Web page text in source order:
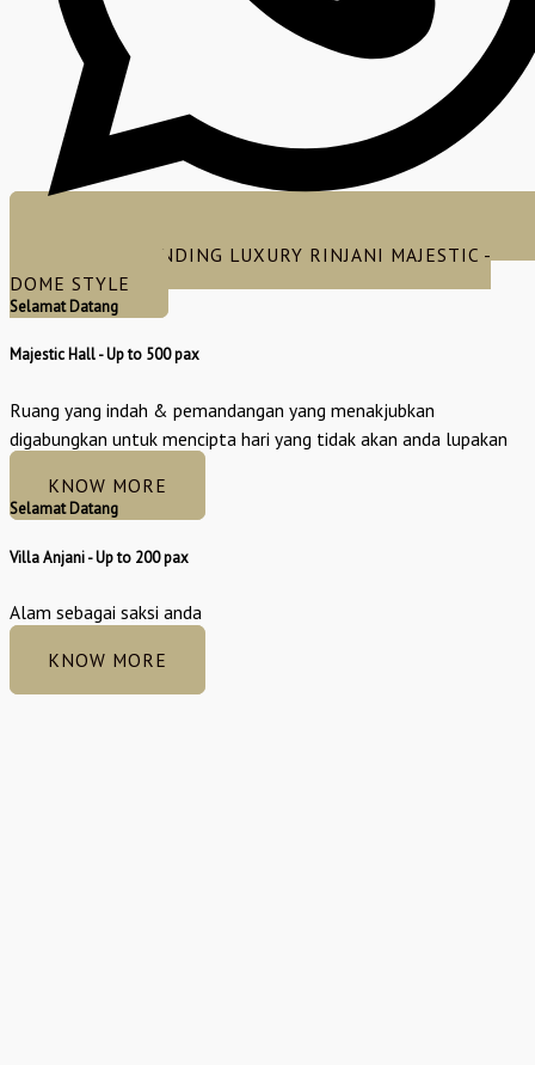
PAKEJ NIKAH SANDING LUXURY RINJANI MAJESTIC -
DOME STYLE
Selamat Datang
Majestic Hall - Up to 500 pax
Ruang yang indah & pemandangan yang menakjubkan
digabungkan untuk mencipta hari yang tidak akan anda lupakan
KNOW MORE
Selamat Datang
Villa Anjani - Up to 200 pax
Alam sebagai saksi anda
KNOW MORE